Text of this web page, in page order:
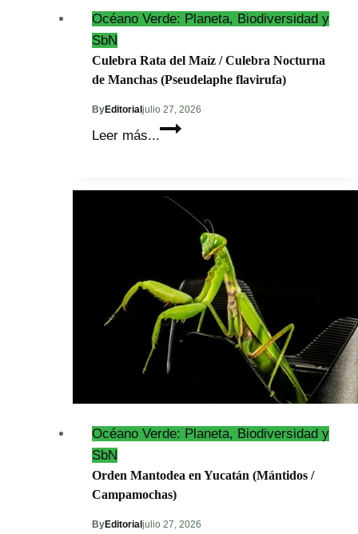
Océano Verde: Planeta, Biodiversidad y
SbN
Culebra Rata del Maíz / Culebra Nocturna
de Manchas (Pseudelaphe flavirufa)
ByEditorialjulio 27, 2026
Leer más...
Culebra
Maíz
Culebra
Nocturna
de
Manchas
(Pseudelaphe
flavirufa)
Océano Verde: Planeta, Biodiversidad y
SbN
Orden Mantodea en Yucatán (Mántidos /
Campamochas)
ByEditorial julio 27, 2026